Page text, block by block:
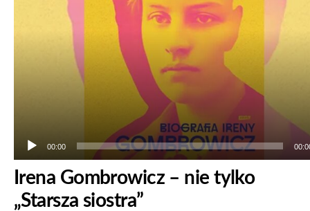
00:00
Irena Gombrowicz – nie tylko
„Starsza siostra”